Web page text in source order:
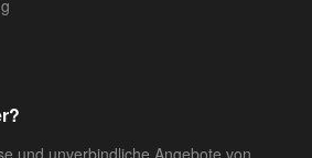
und unverbindliche Angebote von